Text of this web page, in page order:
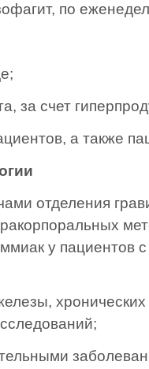
по
за счет
а
отделения
у